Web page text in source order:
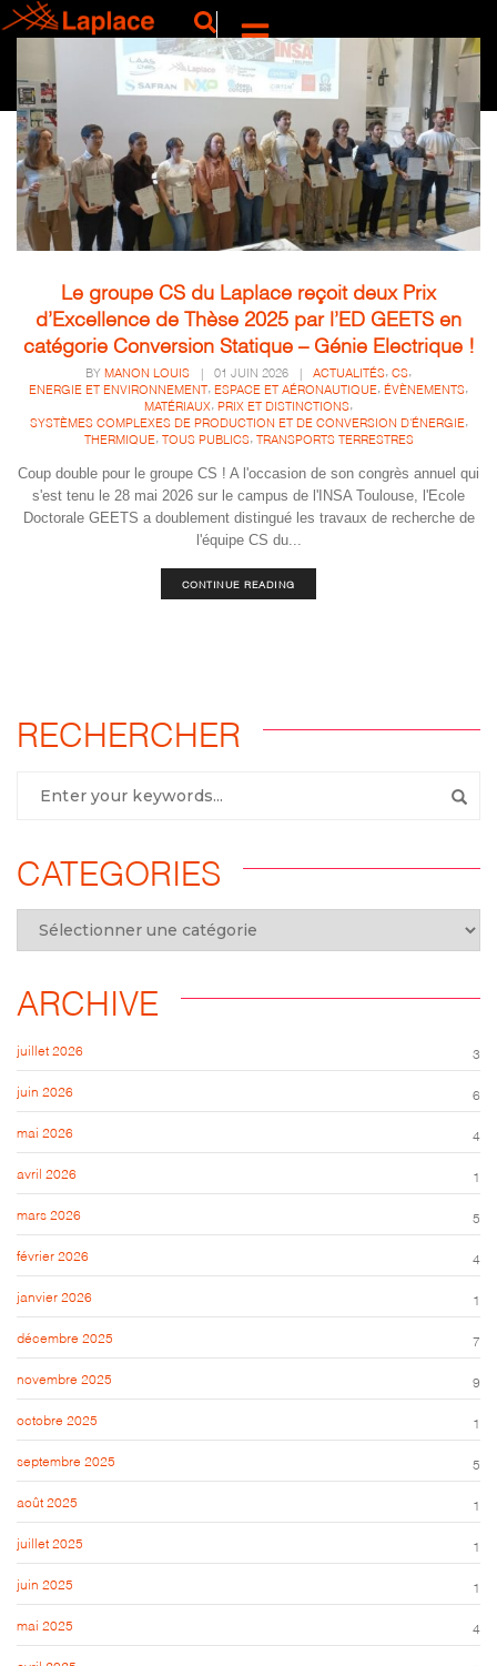
Le groupe CS du Laplace reçoit deux Prix
d’Excellence de Thèse 2025 par l’ED GEETS en
catégorie Conversion Statique – Génie Electrique !
BY MANON LOUIS 01 JUIN 2026 ACTUALITÉS , CS ,
ENERGIE ET ENVIRONNEMENT , ESPACE ET AÉRONAUTIQUE , ÉVÈNEMENTS ,
MATÉRIAUX , PRIX ET DISTINCTIONS ,
SYSTÈMES COMPLEXES DE PRODUCTION ET DE CONVERSION D'ÉNERGIE,
THERMIQUE, TOUS PUBLICS, TRANSPORTS TERRESTRES
Coup double pour le groupe CS ! A l'occasion de son congrès annuel qui
s'est tenu le 28 mai 2026 sur le campus de l'INSA Toulouse, l'Ecole
Doctorale GEETS a doublement distingué les travaux de recherche de
l'équipe CS du...
CONTINUE READING
RECHERCHER
CATEGORIES
ARCHIVE
juillet 2026 3
juin 2026 6
mai 2026 4
avril 2026 1
mars 2026 5
février 2026 4
janvier 2026 1
décembre 2025 7
novembre 2025 9
octobre 2025 1
septembre 2025 5
août 2025 1
juillet 2025 1
juin 2025 1
mai 2025 4